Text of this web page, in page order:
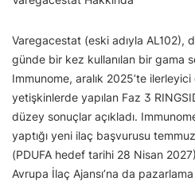
Varegacestat (eski adıyla AL102),
günde bir kez kullanılan bir gama
Immunome, aralık 2025’te
yetişkinlerde yapılan Faz 3
düzey sonuçlar açıkladı.
yaptığı yeni ilaç başvurusu
(PDUFA hedef tarihi 28 Nisan
Avrupa İlaç Ajansı’na da